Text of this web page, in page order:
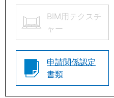
BIM用テクスチ
ャー
申請関係認定
書類